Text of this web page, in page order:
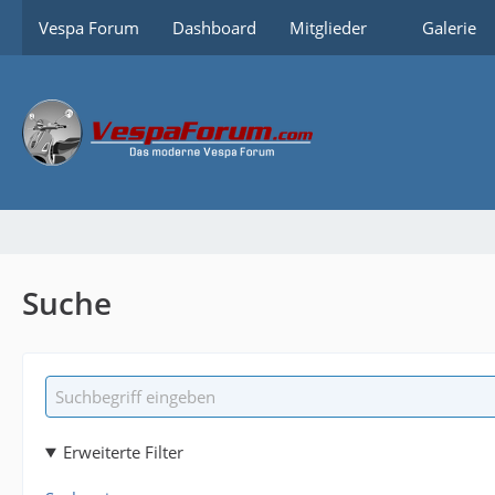
Vespa Forum Dashboard Mitglieder Galerie
Suche
Erweiterte Filter